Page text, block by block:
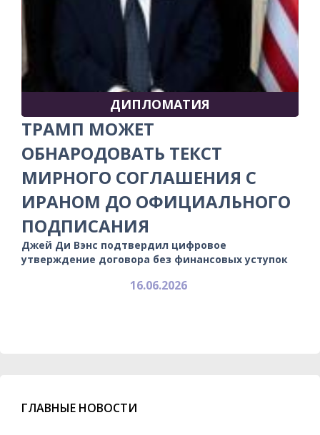
ДИПЛОМАТИЯ
ТРАМП МОЖЕТ
ОБНАРОДОВАТЬ ТЕКСТ
МИРНОГО СОГЛАШЕНИЯ С
ИРАНОМ ДО ОФИЦИАЛЬНОГО
ПОДПИСАНИЯ
Джей Ди Вэнс подтвердил цифровое
утверждение договора без финансовых уступок
16.06.2026
ГЛАВНЫЕ НОВОСТИ